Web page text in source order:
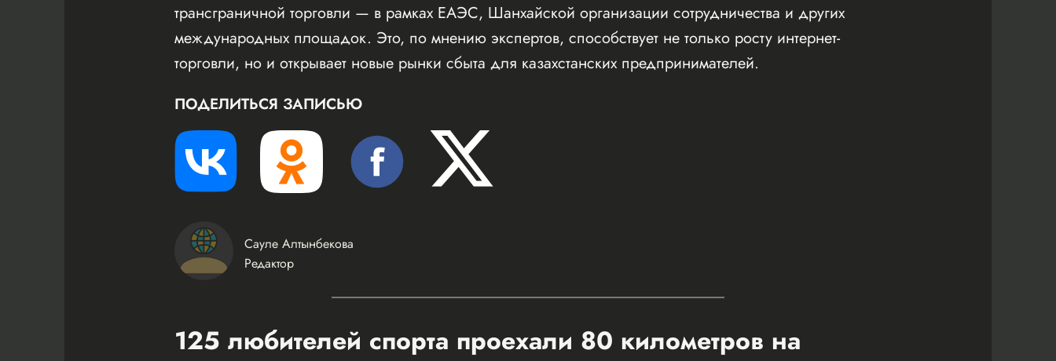
трансграничной торговли — в рамках ЕАЭС, Шанхайской организации сотрудничества и других
международных площадок. Это, по мнению экспертов, способствует не только росту интернет-
торговли, но и открывает новые рынки сбыта для казахстанских предпринимателей.
ПОДЕЛИТЬСЯ ЗАПИСЬЮ
Сауле Алтынбекова
Редактор
125 любителей спорта проехали 80 километров на